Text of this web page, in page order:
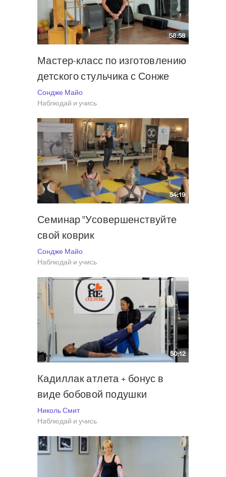
58:58
Мастер-класс по изготовлению
детского стульчика с Сонже
Сондже Майо
Наблюдай и учись
54:19
Семинар "Усовершенствуйте
свой коврик
Сондже Майо
Наблюдай и учись
50:12
Кадиллак атлета + бонус в
виде бобовой подушки
Николь Смит
Наблюдай и учись